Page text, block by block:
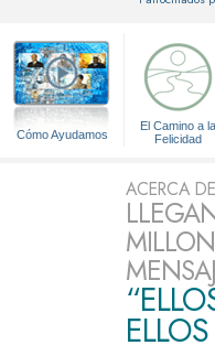
Cómo Ayudamos
El Camino a la
Felicidad
ACERCA